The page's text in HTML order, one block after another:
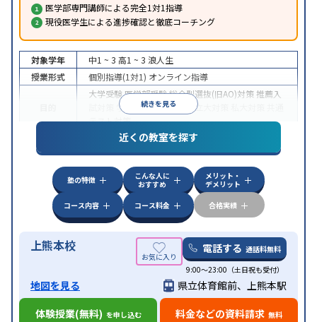
医学部専門講師による完全1対1指導
現役医学生による進捗確認と徹底コーチング
続きを見る
対象学年 中1 ~ 3 高1 ~ 3 浪人生
授業形式
個別指導(1対1) オンライン指導
大学受験医学部受験総合型選抜(旧AO)対策推薦入
学校別特化対策 国公立大対策
テスト対策
特徴
中高一貫校生に対応授業の振替可能
オンライン対応1科目から受講可能季節講習の
みの受講可
自習室あり
近くの教室を探す
塾の特徴
こんな人に
おすすめ
メリット・
デメリット
コース内容
コース料金 合格実績
上熊本校 電話する 通話料無料
9:00～23:00（土日祝も受付）
地図を見る
県立体育館前、上熊本駅
体験授業(無料) を申し込む 料金などの資料請求 無料